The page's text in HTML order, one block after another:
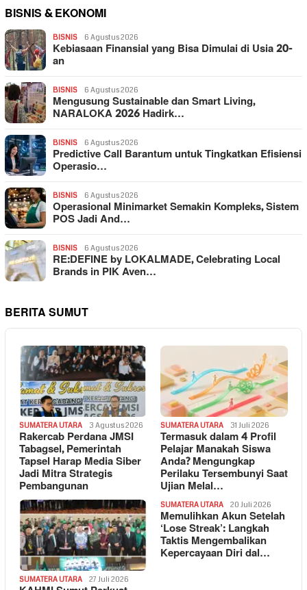
BISNIS & EKONOMI
BISNIS 6 Agustus 2026
Kebiasaan Finansial yang Bisa Dimulai di Usia 20-
an
BISNIS 6 Agustus 2026
Mengusung Sustainable dan Smart Living,
NARALOKA 2026 Hadirk…
BISNIS 6 Agustus 2026
Predictive Call Barantum untuk Tingkatkan Efisiensi
Operasio…
BISNIS 6 Agustus 2026
Operasional Minimarket Semakin Kompleks, Sistem
POS Jadi And…
BISNIS 6 Agustus 2026
RE:DEFINE by LOKALMADE, Celebrating Local
Brands in PIK Aven…
BERITA SUMUT
SUMATERA UTARA 3 Agustus 2026
Rakercab Perdana JMSI
Tabagsel, Pemerintah
Tapsel Harap Media Siber
Jadi Mitra Strategis
Pembangunan
SUMATERA UTARA 31 Juli 2026
Termasuk dalam 4 Profil
Pelajar Manakah Siswa
Anda? Mengungkap
Perilaku Tersembunyi Saat
Ujian Melal…
SUMATERA UTARA 27 Juli 2026
SUMATERA UTARA 20 Juli 2026
Memulihkan Akun Setelah
‘Lose Streak’: Langkah
Taktis Mengembalikan
Kepercayaan Diri dal…